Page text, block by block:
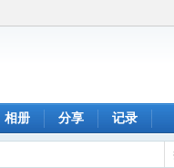
相册 分享 记录